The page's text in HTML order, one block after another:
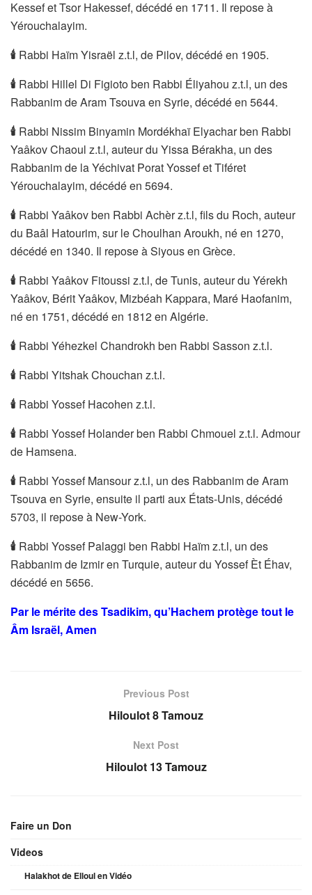
Kessef et Tsor Hakessef, décédé en 1711. Il repose à
Yérouchalayim.
🕯 Rabbi Haïm Yisraël z.t.l, de Pilov, décédé en 1905.
🕯 Rabbi Hillel Di Figioto ben Rabbi Éliyahou z.t.l, un des
Rabbanim de Aram Tsouva en Syrie, décédé en 5644.
🕯 Rabbi Nissim Binyamin Mordékhaï Elyachar ben Rabbi
Yaâkov Chaoul z.t.l, auteur du Yissa Bérakha, un des
Rabbanim de la Yéchivat Porat Yossef et Tiféret
Yérouchalayim, décédé en 5694.
🕯 Rabbi Yaâkov ben Rabbi Achèr z.t.l, fils du Roch, auteur
du Baâl Hatourim, sur le Choulhan Aroukh, né en 1270,
décédé en 1340. Il repose à Siyous en Grèce.
🕯 Rabbi Yaâkov Fitoussi z.t.l, de Tunis, auteur du Yérekh
Yaâkov, Bérit Yaâkov, Mizbéah Kappara, Maré Haofanim,
né en 1751, décédé en 1812 en Algérie.
🕯 Rabbi Yéhezkel Chandrokh ben Rabbi Sasson z.t.l.
🕯 Rabbi Yitshak Chouchan z.t.l.
🕯 Rabbi Yossef Hacohen z.t.l.
🕯 Rabbi Yossef Holander ben Rabbi Chmouel z.t.l. Admour
de Hamsena.
🕯 Rabbi Yossef Mansour z.t.l, un des Rabbanim de Aram
Tsouva en Syrie, ensuite il parti aux États-Unis, décédé
5703, il repose à New-York.
🕯 Rabbi Yossef Palaggi ben Rabbi Haïm z.t.l, un des
Rabbanim de Izmir en Turquie, auteur du Yossef Èt Éhav,
décédé en 5656.
Par le mérite des Tsadikim, qu’Hachem protège tout le
Âm Israël, Amen
Previous Post
Hiloulot 8 Tamouz
Next Post
Hiloulot 13 Tamouz
Faire un Don
Videos
Halakhot de Elloul en Vidéo